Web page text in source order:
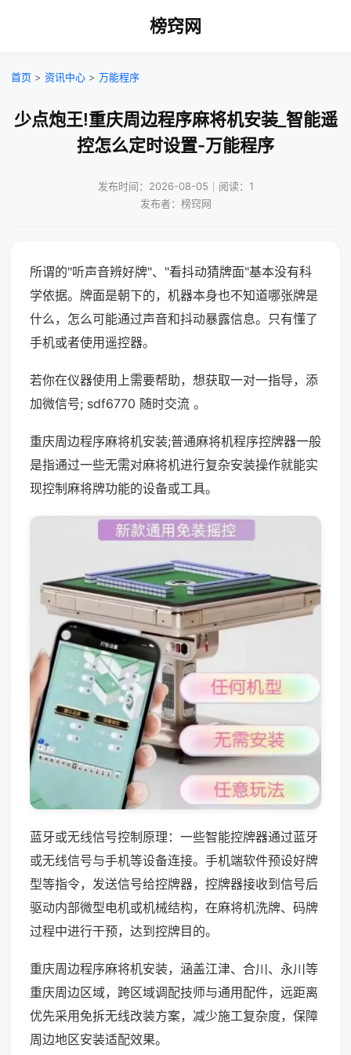
榜窍网
首页 > 资讯中心 > 万能程序
少点炮王!重庆周边程序麻将机安装_智能遥
控怎么定时设置-万能程序
发布时间：2026-08-05｜阅读：1
发布者：榜窍网
所谓的"听声音辨好牌"、"看抖动猜牌面"基本没有科
学依据。牌面是朝下的，机器本身也不知道哪张牌是
什么，怎么可能通过声音和抖动暴露信息。只有懂了
手机或者使用遥控器。
若你在仪器使用上需要帮助，想获取一对一指导，添
加微信号; sdf6770 随时交流 。
重庆周边程序麻将机安装;普通麻将机程序控牌器一般
是指通过一些无需对麻将机进行复杂安装操作就能实
现控制麻将牌功能的设备或工具。
蓝牙或无线信号控制原理：一些智能控牌器通过蓝牙
或无线信号与手机等设备连接。手机端软件预设好牌
型等指令，发送信号给控牌器，控牌器接收到信号后
驱动内部微型电机或机械结构，在麻将机洗牌、码牌
过程中进行干预，达到控牌目的。
重庆周边程序麻将机安装，涵盖江津、合川、永川等
重庆周边区域，跨区域调配技师与通用配件，远距离
优先采用免拆无线改装方案，减少施工复杂度，保障
周边地区安装适配效果。